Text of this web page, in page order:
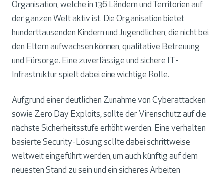
Organisation, welche in 136 Ländern und Territorien auf
der ganzen Welt aktiv ist. Die Organisation bietet
hunderttausenden Kindern und Jugendlichen, die nicht bei
den Eltern aufwachsen können, qualitative Betreuung
und Fürsorge. Eine zuverlässige und sichere IT-
Infrastruktur spielt dabei eine wichtige Rolle.
Aufgrund einer deutlichen Zunahme von Cyberattacken
sowie Zero Day Exploits, sollte der Virenschutz auf die
nächste Sicherheitsstufe erhöht werden. Eine verhalten
basierte Security-Lösung sollte dabei schrittweise
weltweit eingeführt werden, um auch künftig auf dem
neuesten Stand zu sein und ein sicheres Arbeiten